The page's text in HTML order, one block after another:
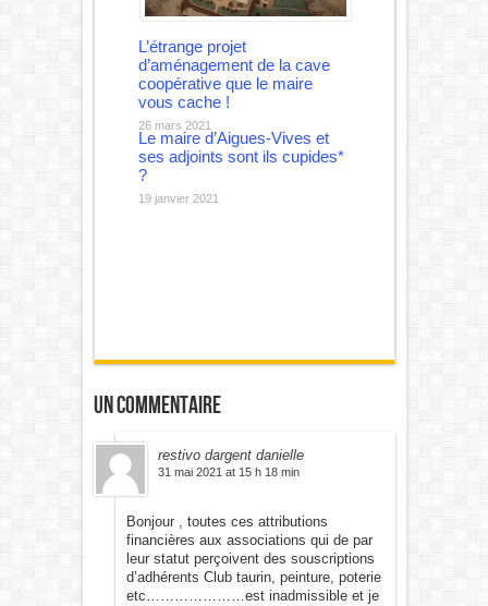
L’étrange projet
d’aménagement de la cave
coopérative que le maire
vous cache !
26 mars 2021
Le maire d’Aigues-Vives et
ses adjoints sont ils cupides*
?
19 janvier 2021
Un commentaire
restivo dargent danielle
31 mai 2021 at 15 h 18 min
Bonjour , toutes ces attributions
financières aux associations qui de par
leur statut perçoivent des souscriptions
d’adhérents Club taurin, peinture, poterie
etc…………………est inadmissible et je